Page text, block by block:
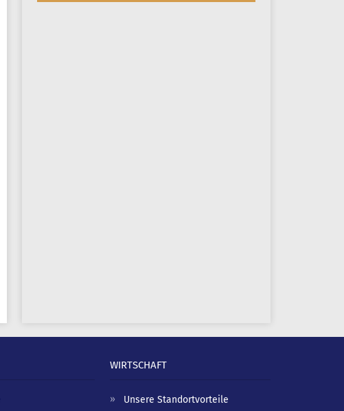
WIRTSCHAFT
Unsere Standortvorteile